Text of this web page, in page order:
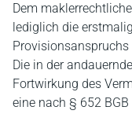
Dem
lediglich die
Die in der
Fortwirkung des
eine nach § 652